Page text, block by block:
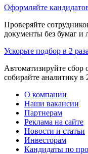
Оформляйте
Проверяйте
документы без бумаг и
Ускорьте подбор в 2
Автоматизируйте сбор
собирайте аналитику в
О компании
Наши вакансии
Партнерам
Реклама на сайте
Новости и статьи
Инвесторам
Кандидаты по